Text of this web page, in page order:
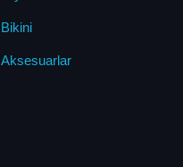
Bikini
Aksesuarlar